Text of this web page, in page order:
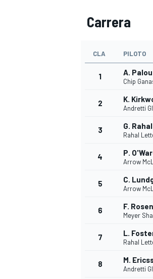
Carrera
CLA PILOTO
1 A. Palou
Chip
2 K.
Andretti
3 G. Rahal
Rahal
4 P.
Arrow
5 C.
Arrow
6 F.
Meyer
7 L.
Rahal
8 M.
Andretti